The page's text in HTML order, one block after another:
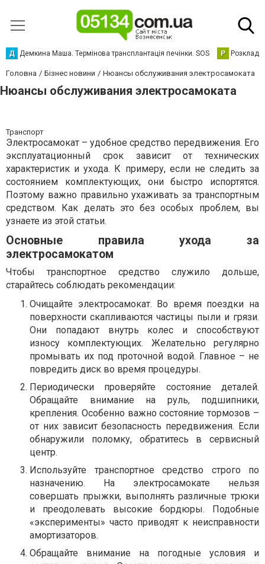
Д Демкина Маша. Термінова трансплантація печінки. SOS Р Розклад
Головна Бізнес новини Нюансы обслуживания электросамоката
Нюансы обслуживания электросамоката
Транспорт
Электросамокат – удобное средство передвижения. Его
эксплуатационный срок зависит от технических
характеристик и ухода. К примеру, если не следить за
состоянием комплектующих, они быстро испортятся.
Поэтому важно правильно ухаживать за транспортным
средством. Как делать это без особых проблем, вы
узнаете из этой статьи.
Основные правила ухода за
электросамокатом
Чтобы транспортное средство служило дольше,
старайтесь соблюдать рекомендации:
Очищайте электросамокат. Во время поездки на
поверхности скапливаются частицы пыли и грязи.
Они попадают внутрь колес и способствуют
износу комплектующих. Желательно регулярно
промывать их под проточной водой. Главное – не
повредить диск во время процедуры.
Периодически проверяйте состояние деталей.
Обращайте внимание на руль, подшипники,
крепления. Особенно важно состояние тормозов –
от них зависит безопасность передвижения. Если
обнаружили поломку, обратитесь в сервисный
центр.
Используйте транспортное средство строго по
назначению. На электросамокате нельзя
совершать прыжки, выполнять различные трюки
и преодолевать высокие бордюры. Подобные
«эксперименты» часто приводят к неисправности
амортизаторов.
Обращайте внимание на погодные условия и